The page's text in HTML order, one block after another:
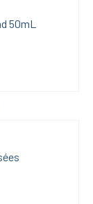
50mL